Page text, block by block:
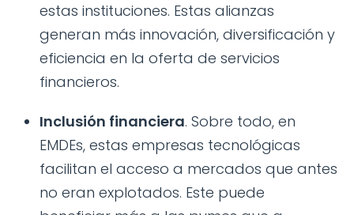
estas instituciones. Estas alianzas
generan más innovación, diversificación y
eficiencia en la oferta de servicios
financieros.
Inclusión financiera. Sobre todo, en
EMDEs, estas empresas tecnológicas
facilitan el acceso a mercados que antes
no eran explotados. Este puede